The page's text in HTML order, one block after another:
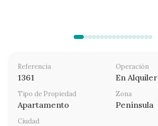
Referencia
1361
Operación
En Alquiler
Tipo de Propiedad
Apartamento
Zona
Península
Ciudad